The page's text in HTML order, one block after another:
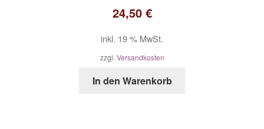
24,50 €
inkl. 19 % MwSt.
zzgl. Versandkosten
In den Warenkorb